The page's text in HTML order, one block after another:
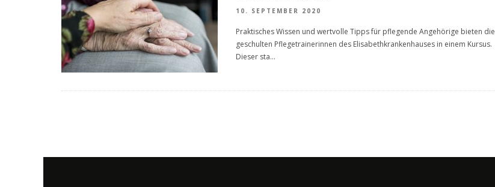
10. SEPTEMBER 2020
Praktisches Wissen und wertvolle Tipps für pflegende Angehörige bieten die
geschulten Pflegetrainerinnen des Elisabethkrankenhauses in einem Kursus.
Dieser sta...